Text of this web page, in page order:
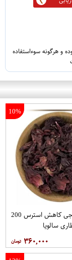
و هرگونه سوءاستفاده
10%
چای ترش خارجی کاهش استرس 200
سالویا
۳۶۰,۰۰۰